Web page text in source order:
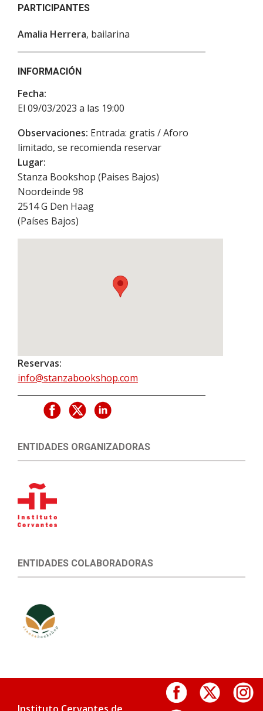
PARTICIPANTES
Amalia Herrera, bailarina
INFORMACIÓN
Fecha:
El 09/03/2023 a las 19:00
Observaciones: Entrada: gratis / Aforo
limitado, se recomienda reservar
Lugar:
Stanza Bookshop (Paises Bajos)
Noordeinde 98
2514 G Den Haag
(Países Bajos)
Reservas:
info@stanzabookshop.com
ENTIDADES ORGANIZADORAS
ENTIDADES COLABORADORAS